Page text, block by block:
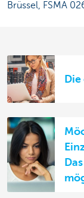
Brüssel, FSMA